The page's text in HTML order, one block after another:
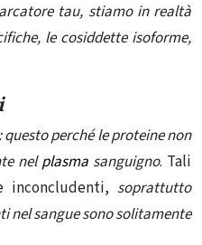
tau, stiamo in realtà
le cosiddette isoforme,
perché le proteine ​​non
nelplasma sanguigno. Tali
inconcludenti, soprattutto
nel sangue sono solitamente